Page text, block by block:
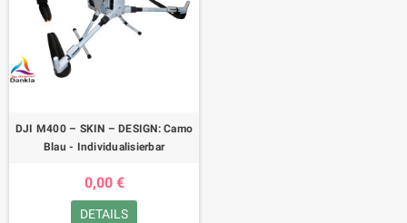
DJI M400 – SKIN – DESIGN: Camo
Blau - Individualisierbar
0,00 €
DETAILS